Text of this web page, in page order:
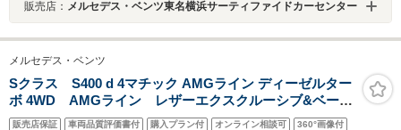
販売店： メルセデス・ベンツ東名横浜サーティファイドカーセンター
メルセデス・ベンツ
Sクラス S400 d 4マチック AMGライン ディーゼルター
ボ 4WD AMGライン レザーエクスクルーシブ&ベーシ
ックP パノラマルーフ 3Dコックピットディスプレ
販売店保証 車両品質評価書付 購入プラン付 オンライン相談可 360°画像付